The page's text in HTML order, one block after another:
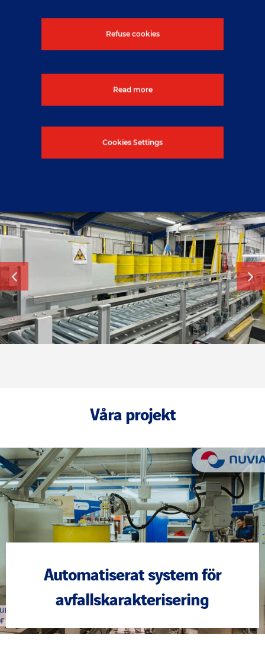
koncernens globala expertis, innovation och
säkerhetskultur.
Säkerhet, kvalitet och miljö
ISO-certifierade kvalitetssystem och miljömässigt
ansvarsfulla metoder.
Våra projekt
Automatiserat system för
avfallskarakterisering
Refuse cookies
Read more
Cookies Settings